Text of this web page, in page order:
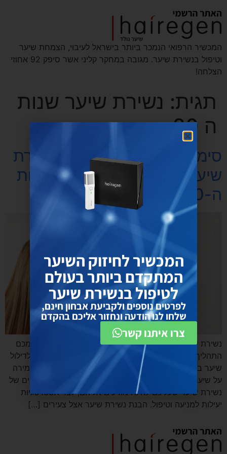
המכשיר הרפואי הנמכר ביותר בישראל לעיבוי, הצמחת שיער
וטיפול בנשירת שיער. מגובה במחקר קליני אשר סיפק 92 אחוזי
הצלחה!
תגית: נשירת שיער שנות
ה 20
סימנים מוקדמים וטיפול בנשירת
שיער אצל גברים צעירים בשנות
ה-20 לחייהם
נשירת שיער מקושרת לרוב לגיל העמידה, אך עבור רבים מכם
התהליך יכול להתחיל הרבה קודם. זיהוי סימנים מוקדמים לדילול
שיער בשנות ה-20 שלכם חשוב לנקיטת צעדים יזומים לשמירה
על שיער בריא. מדריך מקיף זה בוחן את הסימנים המעודנים של
נשירת שיער שעליכם להיות מודעים אליהם, לצד אסטרטגיות
יעילות למניעה וטיפול. הבנת נשירת שיער אצל צעירים […]
המכשיר לחיזוק השיער
המתקדם ביותר בעולם
לטיפול בנשירת שיער
לפרטים נוספים ולקביעת אבחון חינם,
שלחו לנו הודעה ונחזור אליכם בהקדם
צרו איתנו קשר